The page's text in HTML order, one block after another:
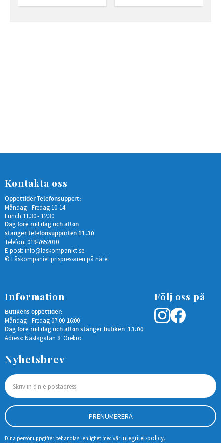
Kontakta oss
Öppettider Telefonsupport:
Måndag - Fredag 10-14
Lunch 11.30 - 12.30
Dag före röd dag och afton
stänger telefonsupporten 11.30
Telefon: 019-7652030
E-post: info@laskompaniet.se
© Låskompaniet prispressaren på nätet
Information
Butikens öppettider:
Måndag - Fredag 07:00-16:00
Dag före röd dag och afton stänger butiken 13.00
Adress: Nastagatan 8 Örebro
Följ oss på
Nyhetsbrev
PRENUMERERA
Dina personuppgifter behandlas i enlighet med vårintegritetspolicy.